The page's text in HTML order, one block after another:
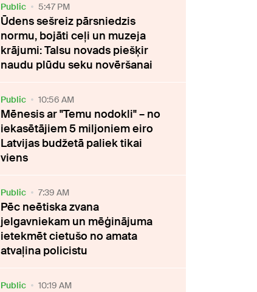
Public 5:47 PM
Ūdens sešreiz pārsniedzis
normu, bojāti ceļi un muzeja
krājumi: Talsu novads piešķir
naudu plūdu seku novēršanai
Public 10:56 AM
Mēnesis ar "Temu nodokli" – no
iekasētājiem 5 miljoniem eiro
Latvijas budžetā paliek tikai
viens
Public 7:39 AM
Pēc neētiska zvana
jelgavniekam un mēģinājuma
ietekmēt cietušo no amata
atvaļina policistu
Public 10:19 AM